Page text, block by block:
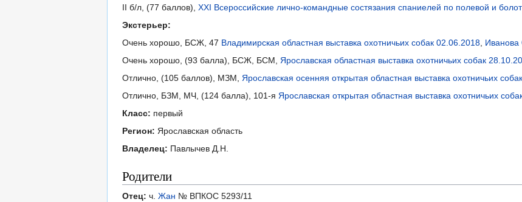
II б/л, (77 баллов), XXI Всероссийские лично-командные состязания спаниелей по полевой и
Экстерьер:
Очень хорошо, БСЖ, 47 Владимирская областная выставка охотничьих собак 02.06.2018,
Очень хорошо, (93 балла), БСЖ, БСМ, Ярославская областная выставка охотничьих собак
Отлично, (105 баллов), МЗМ, Ярославская осенняя открытая областная выставка охотничьих
Отлично, БЗМ, МЧ, (124 балла), 101-я Ярославская открытая областная выставка охотничьих
Класс: первый
Регион: Ярославcкая область
Владелец: Павлычев Д.Н.
Родители
Отец: ч. Жан № ВПКОС 5293/11